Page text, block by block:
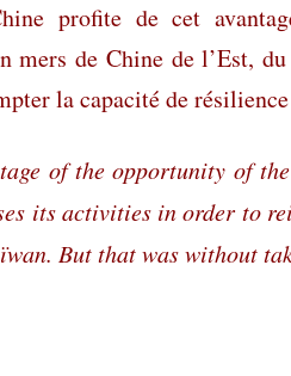
profite de cet
mers de Chine de l’Est,
la capacité de
of the opportunity of
its activities in order to
But that was without